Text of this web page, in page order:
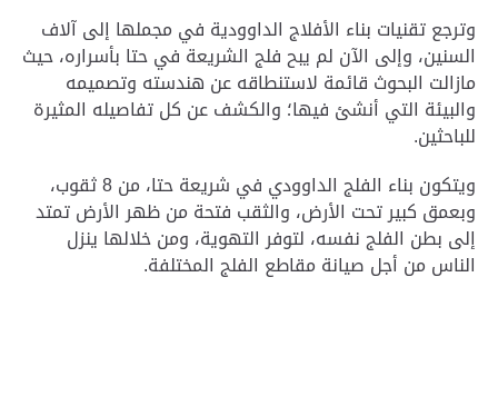
وترجع تقنيات بناء الأفلاج الداوودية في مجملها إلى آلاف
السنين، وإلى الآن لم يبح فلج الشريعة في حتا بأسراره، حيث
مازالت البحوث قائمة لاستنطاقه عن هندسته وتصميمه
والبيئة التي أنشئ فيها؛ والكشف عن كل تفاصيله المثيرة
للباحثين.
ويتكون بناء الفلج الداوودي في شريعة حتا، من 8 ثقوب،
وبعمق كبير تحت الأرض، والثقب فتحة من ظهر الأرض تمتد
إلى بطن الفلج نفسه، لتوفر التهوية، ومن خلالها ينزل
الناس من أجل صيانة مقاطع الفلج المختلفة.